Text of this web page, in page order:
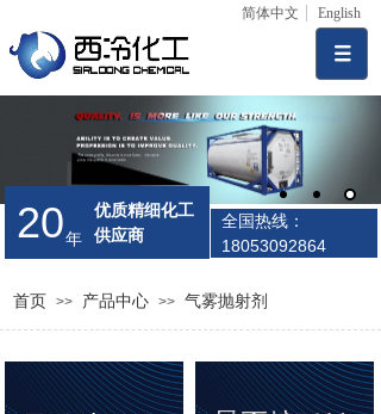
简体中文 English
年
20
优质精细化工
供应商
全国热线：
18053092864
首页 >> 产品中心 >> 气雾抛射剂